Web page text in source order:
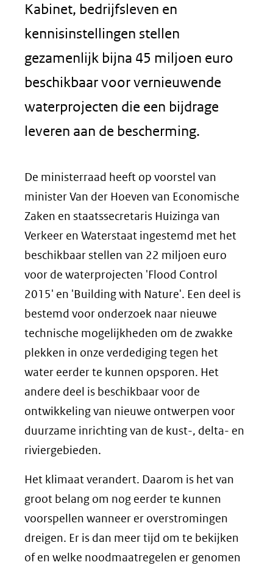
Kabinet, bedrijfsleven en
kennisinstellingen stellen
gezamenlijk bijna 45 miljoen euro
beschikbaar voor vernieuwende
waterprojecten die een bijdrage
leveren aan de bescherming.
De ministerraad heeft op voorstel van
minister Van der Hoeven van Economische
Zaken en staatssecretaris Huizinga van
Verkeer en Waterstaat ingestemd met het
beschikbaar stellen van 22 miljoen euro
voor de waterprojecten 'Flood Control
2015' en 'Building with Nature'. Een deel is
bestemd voor onderzoek naar nieuwe
technische mogelijkheden om de zwakke
plekken in onze verdediging tegen het
water eerder te kunnen opsporen. Het
andere deel is beschikbaar voor de
ontwikkeling van nieuwe ontwerpen voor
duurzame inrichting van de kust-, delta- en
riviergebieden.
Het klimaat verandert. Daarom is het van
groot belang om nog eerder te kunnen
voorspellen wanneer er overstromingen
dreigen. Er is dan meer tijd om te bekijken
of en welke noodmaatregelen er genomen